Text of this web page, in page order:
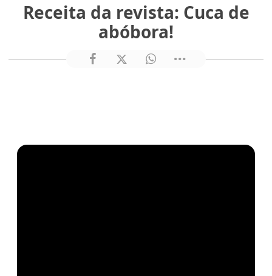
Receita da revista: Cuca de
abóbora!